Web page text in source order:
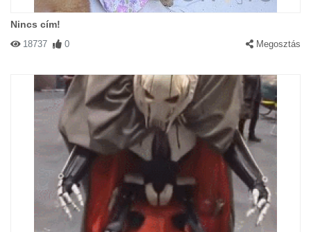
Nincs cím!
18737 0 Megosztás